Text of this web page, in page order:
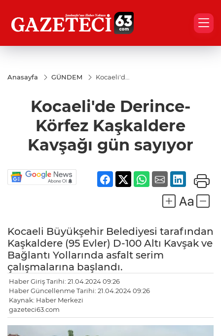
Anasayfa GÜNDEM
Kocaeli'de
Kaşkaldere
Kavşağı
sayıyor
Kocaeli'de Derince-
Körfez Kaşkaldere
Kavşağı gün sayıyor
Kocaeli Büyükşehir Belediyesi tarafından
Kaşkaldere (95 Evler) D-100 Altı Kavşak ve
Bağlantı Yollarında asfalt serim
çalışmalarına başlandı.
Haber Giriş Tarihi: 21.04.2024 09:26
Haber Güncellenme Tarihi: 21.04.2024 09:26
Kaynak: Haber Merkezi
gazeteci63.com